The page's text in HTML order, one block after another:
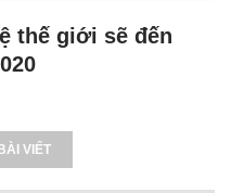
thế giới sẽ đến
VIẾT